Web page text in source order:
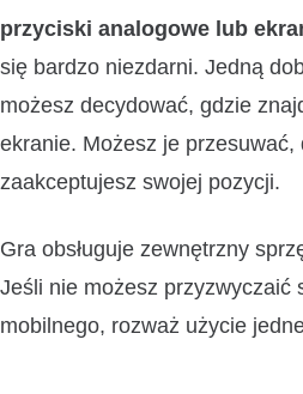
przyciski analogowe lub
się bardzo niezdarni. Jedną
możesz decydować, gdzie
ekranie. Możesz je przesuwać,
zaakceptujesz swojej pozycji.
Gra obsługuje zewnętrzny
Jeśli nie możesz przyzwyczaić
mobilnego, rozważ użycie